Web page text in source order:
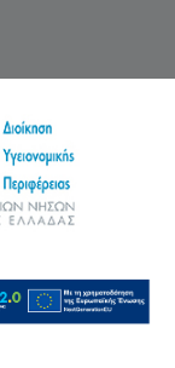
Ηπείρου
Δυτικής
Ελλάδας